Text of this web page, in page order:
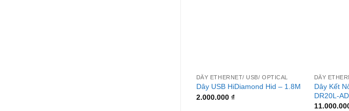
DÂY ETHERNET/ USB/ OPTICAL
Dây USB HiDiamond Hid – 1.8M
2.000.000 ₫
DÂY
Dây Kết
DR20L-AD